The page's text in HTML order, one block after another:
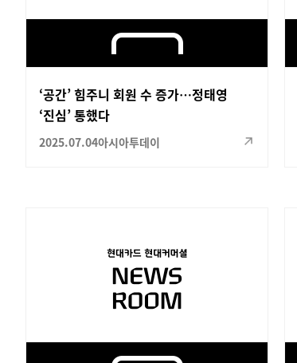
‘공간’ 힘주니 회원 수 증가…정태영
‘진심’ 통했다
2025.07.04아시아투데이